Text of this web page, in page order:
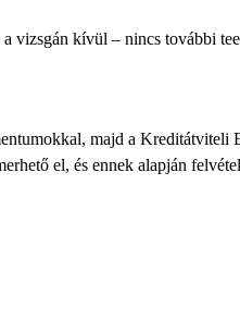
vizsgán kívül – nincs további
majd a Kreditátviteli
el, és ennek alapján